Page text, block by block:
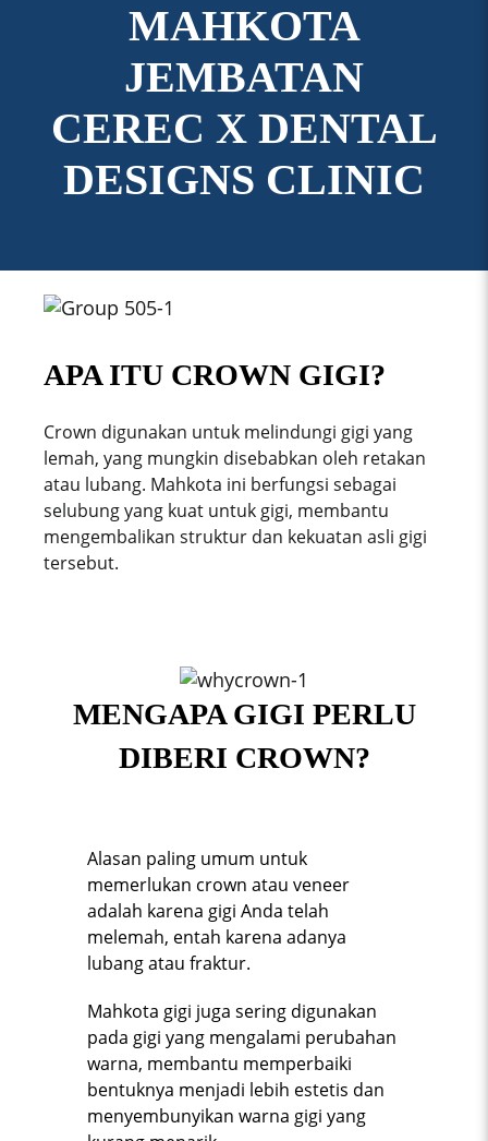
MAHKOTA
JEMBATAN
CEREC X DENTAL
DESIGNS CLINIC
APA ITU CROWN GIGI?
Crown digunakan untuk melindungi gigi yang
lemah, yang mungkin disebabkan oleh retakan
atau lubang. Mahkota ini berfungsi sebagai
selubung yang kuat untuk gigi, membantu
mengembalikan struktur dan kekuatan asli gigi
tersebut.
MENGAPA GIGI PERLU
DIBERI CROWN?
Alasan paling umum untuk
memerlukan crown atau veneer
adalah karena gigi Anda telah
melemah, entah karena adanya
lubang atau fraktur.
Mahkota gigi juga sering digunakan
pada gigi yang mengalami perubahan
warna, membantu memperbaiki
bentuknya menjadi lebih estetis dan
menyembunyikan warna gigi yang